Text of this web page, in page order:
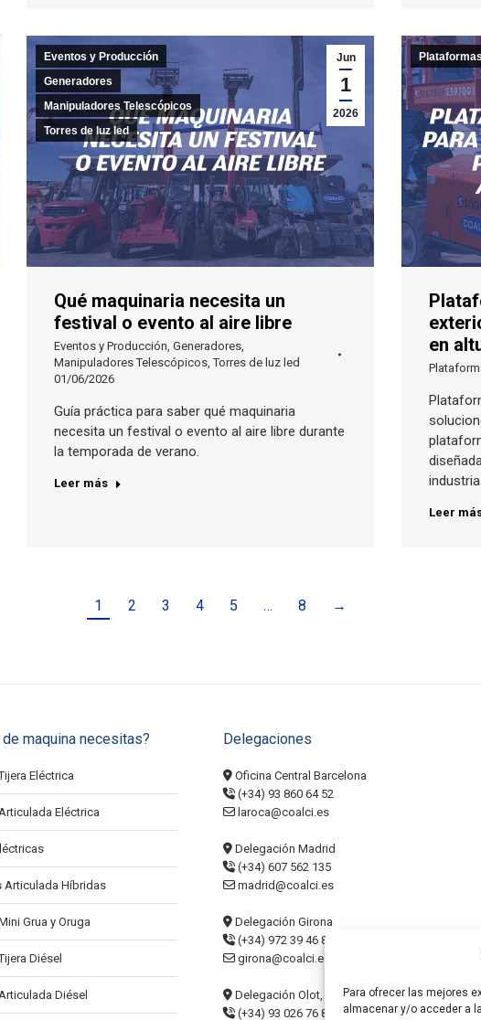
Para ofrecer las mejores
almacenar y/o acceder a
Jun
1
2026
Eventos y Producción
Generadores
Manipuladores Telescópicos
Torres de luz led
Qué maquinaria necesita un
festival o evento al aire libre
Eventos y Producción, Generadores,
Manipuladores Telescópicos,Torres de luz led
01/06/2026
Guía práctica para saber qué maquinaria
necesita un festival o evento al aire libre durante
la temporada de verano.
Leer más
en
Leer
1 2 3 4 5 … 8 →
maquina necesitas?
Eléctrica
Eléctrica
Articulada Híbridas
Grua y Oruga
Diésel
Diésel
Delegaciones
Oficina Central Barcelona
(+34) 93 860 64 52
laroca@coalci.es
Delegación Madrid
(+34) 607 562 135
madrid@coalci.es
Delegación Girona
(+34) 972 39 46 84
girona@coalci.es
Delegación Olot, La Garrotxa
(+34) 93 026 76 86